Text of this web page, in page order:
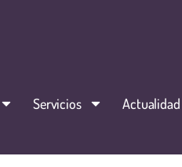
Servicios Actualidad